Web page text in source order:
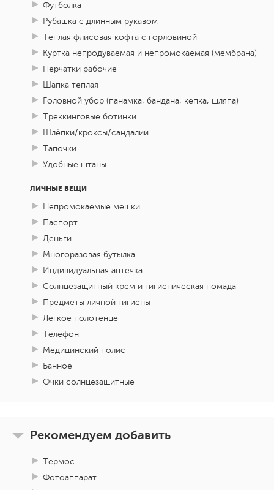
Футболка
Рубашка с длинным рукавом
Теплая флисовая кофта с горловиной
Куртка непродуваемая и непромокаемая (мембрана)
Перчатки рабочие
Шапка теплая
Головной убор (панамка, бандана, кепка, шляпа)
Треккинговые ботинки
Шлёпки/кроксы/сандалии
Тапочки
Удобные штаны
ЛИЧНЫЕ ВЕЩИ
Непромокаемые мешки
Паспорт
Деньги
Многоразовая бутылка
Индивидуальная аптечка
Солнцезащитный крем и гигиеническая помада
Предметы личной гигиены
Лёгкое полотенце
Телефон
Медицинский полис
Банное
Очки солнцезащитные
Рекомендуем добавить
Термос
Фотоаппарат